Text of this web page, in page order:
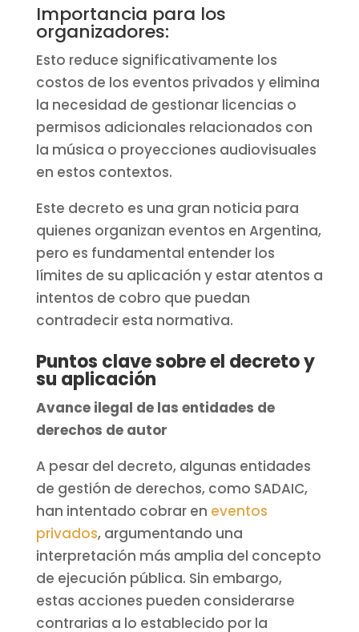
Importancia para los
organizadores:
Esto reduce significativamente los
costos de los eventos privados y elimina
la necesidad de gestionar licencias o
permisos adicionales relacionados con
la música o proyecciones audiovisuales
en estos contextos.
Este decreto es una gran noticia para
quienes organizan eventos en Argentina,
pero es fundamental entender los
límites de su aplicación y estar atentos a
intentos de cobro que puedan
contradecir esta normativa.
Puntos clave sobre el decreto y
su aplicación
Avance ilegal de las entidades de
derechos de autor
A pesar del decreto, algunas entidades
de gestión de derechos, como SADAIC,
han intentado cobrar en eventos
privados, argumentando una
interpretación más amplia del concepto
de ejecución pública. Sin embargo,
estas acciones pueden considerarse
contrarias a lo establecido por la